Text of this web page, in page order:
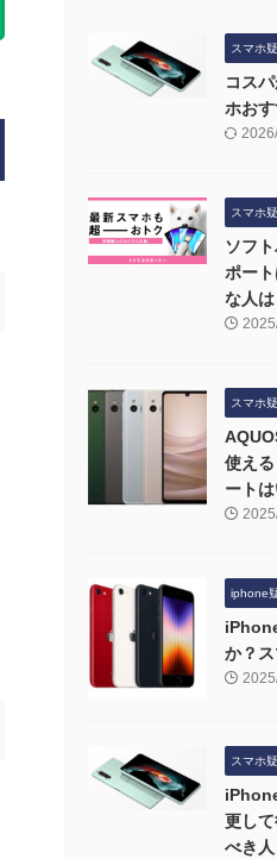
スマホ
コス
ホお
スマホ
ソフ
ポー
な人は
スマホ
使え
ート
iphone
か？
スマホ
更し
べき